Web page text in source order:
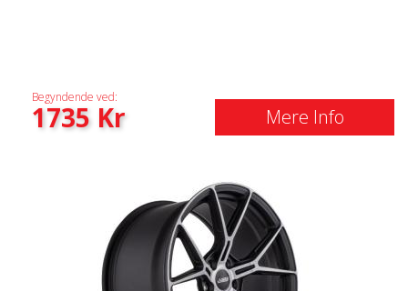
Begyndende ved:
1735Kr Mere Info